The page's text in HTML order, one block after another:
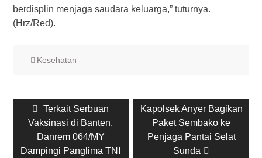
berdisplin menjaga saudara keluarga,” tuturnya.
(Hrz/Red).
Kesehatan
navigation
Previous
post:
Terkait Serbuan
Vaksinasi di Banten,
Danrem 064/MY
Dampingi Panglima TNI
Next
post:
Kapolsek Anyer Bagikan
Paket Sembako ke
Penjaga Pantai Selat
Sunda